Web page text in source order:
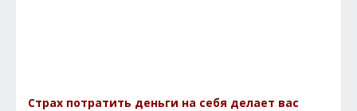
Страх потратить деньги на себя делает вас